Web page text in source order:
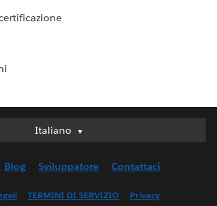
Italiano
Italiano
English (UK)
Blog Sviluppatore Contattaci
TERMINI DI SERVIZIO Privacy